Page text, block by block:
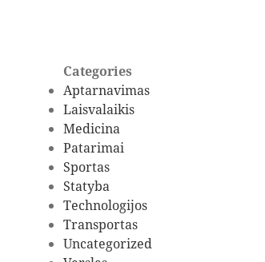
Categories
Aptarnavimas
Laisvalaikis
Medicina
Patarimai
Sportas
Statyba
Technologijos
Transportas
Uncategorized